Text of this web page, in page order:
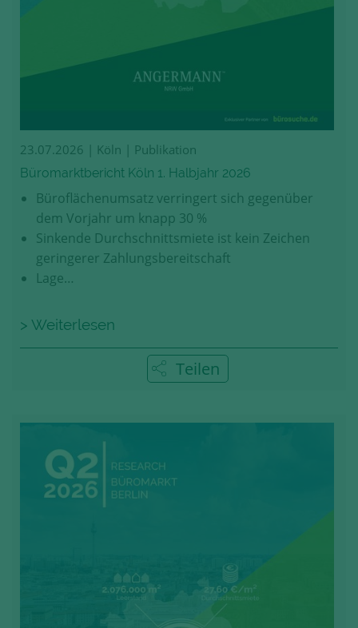
23.07.2026 | Köln | Publikation
Büromarktbericht Köln 1. Halbjahr 2026
Büroflächenumsatz verringert sich gegenüber
dem Vorjahr um knapp 30 %
Sinkende Durchschnittsmiete ist kein Zeichen
geringerer Zahlungsbereitschaft
Lage…
> Weiterlesen
Teilen